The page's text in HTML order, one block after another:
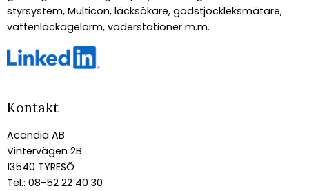
styrsystem, Multicon, läcksökare, godstjockleksmätare,
vattenläckagelarm, väderstationer m.m.
Kontakt
Acandia AB
Vintervägen 2B
13540 TYRESÖ
Tel.: 08-52 22 40 30